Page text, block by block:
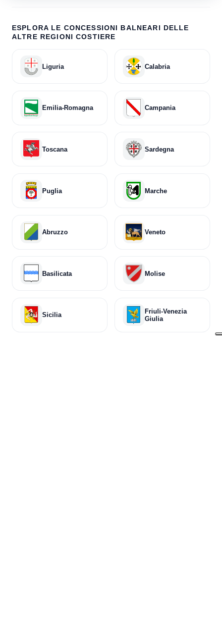
ESPLORA LE CONCESSIONI BALNEARI DELLE
ALTRE REGIONI COSTIERE
Liguria Calabria
Emilia-Romagna Campania
Toscana Sardegna
Puglia Marche
Abruzzo Veneto
Basilicata Molise
Sicilia
Friuli-Venezia
Giulia